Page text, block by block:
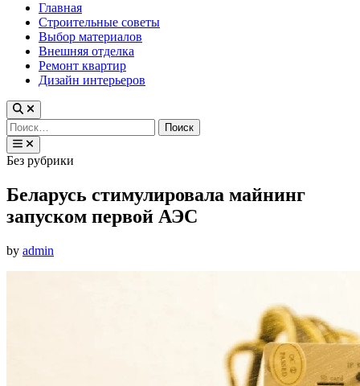
Главная
Строительные советы
Выбор материалов
Внешняя отделка
Ремонт квартир
Дизайн интерьеров
Найти:
Posted
Без рубрики
Беларусь стимулировала майнинг
запуском первой АЭС
by admin